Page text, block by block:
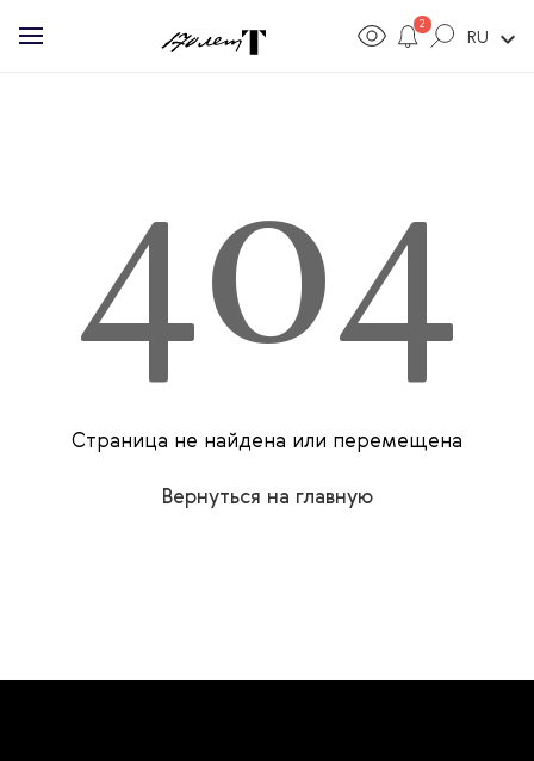
2
RU expand_more
404
Страница не найдена или перемещена
Вернуться на главную